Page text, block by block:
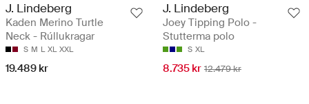
J. Lindeberg
Kaden Merino Turtle
Neck - Rúllukragar
S M L XL XXL
19.489 kr
J. Lindeberg
Joey Tipping Polo -
Stutterma polo
S XL
8.735 kr 12.479 kr